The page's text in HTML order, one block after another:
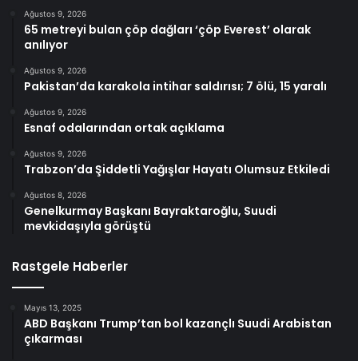
Ağustos 9, 2026
65 metreyi bulan çöp dağları ‘çöp Everest’ olarak
anılıyor
Ağustos 9, 2026
Pakistan’da karakola intihar saldırısı; 7 ölü, 15 yaralı
Ağustos 9, 2026
Esnaf odalarından ortak açıklama
Ağustos 9, 2026
Trabzon’da Şiddetli Yağışlar Hayatı Olumsuz Etkiledi
Ağustos 8, 2026
Genelkurmay Başkanı Bayraktaroğlu, Suudi
mevkidaşıyla görüştü
Rastgele Haberler
Mayıs 13, 2025
ABD Başkanı Trump’tan bol kazançlı Suudi Arabistan
çıkarması